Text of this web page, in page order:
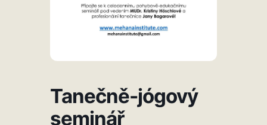
Tanečně-jógový
seminář